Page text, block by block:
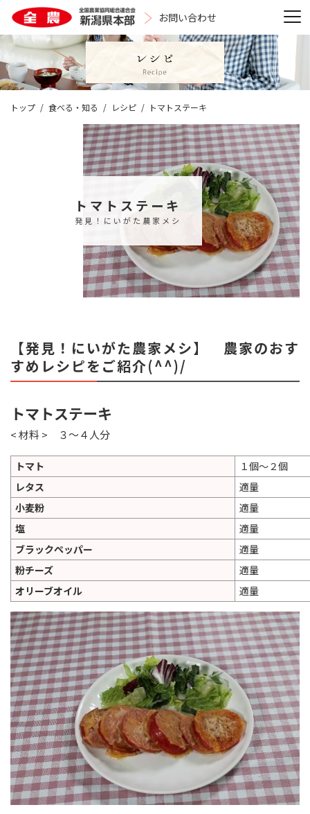
トップ 食べる・知る レシピ トマトステーキ
トマトステーキ
発見！にいがた農家メシ
【発見！にいがた農家メシ】 農家のおす
すめレシピをご紹介(^^)/
トマトステーキ
< 材料 > ３～４人分
トマト
１個～２個
レタス
適量
小麦粉
適量
塩
適量
ブラックペッパー
適量
粉チーズ
適量
オリーブオイル
適量
お問い合わせ